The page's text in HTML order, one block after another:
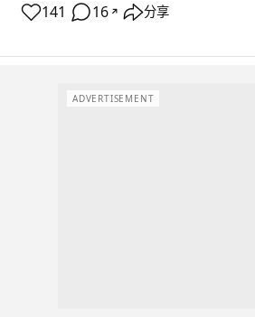
141 16 ↗ 分享
ADVERTISEMENT